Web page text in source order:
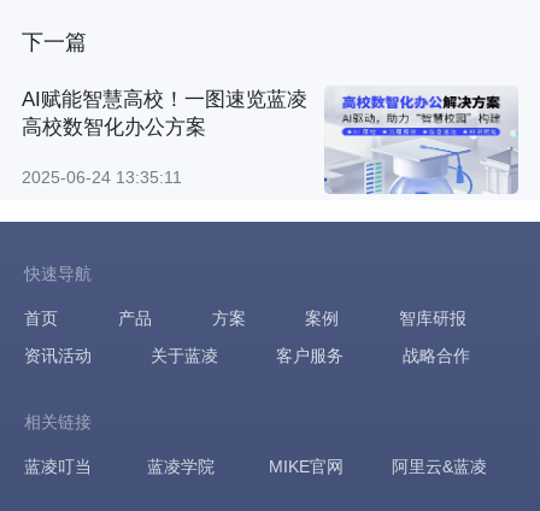
下一篇
AI赋能智慧高校！一图速览蓝凌
高校数智化办公方案
2025-06-24 13:35:11
快速导航
首页 产品 方案 案例
智库研报
资讯活动
关于蓝凌 客户服务 战略合作
相关链接
蓝凌叮当 蓝凌学院 MIKE官网 阿里云&蓝凌